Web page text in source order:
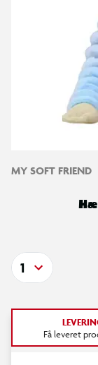
MY SOFT FRIEND
1
Få leveret